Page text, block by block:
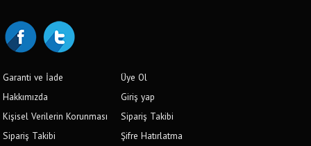
Garanti ve İade
Hakkımızda
Kişisel Verilerin Korunması
Sipariş Takibi
Üye Ol
Giriş yap
Sipariş Takibi
Şifre Hatırlatma